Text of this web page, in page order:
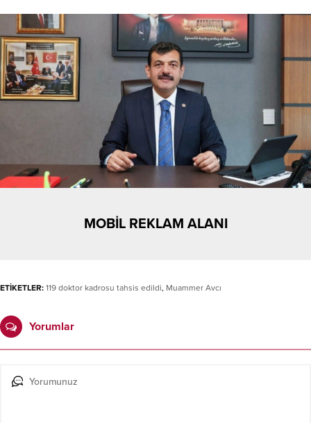
MOBİL REKLAM ALANI
ETİKETLER: 119 doktor kadrosu tahsis edildi, Muammer Avcı
Yorumlar